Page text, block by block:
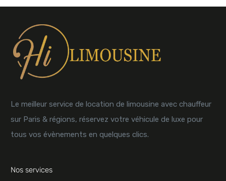
Le meilleur service de location de limousine avec chauffeur
sur Paris & régions, réservez votre véhicule de luxe pour
tous vos évènements en quelques clics.
Nos services